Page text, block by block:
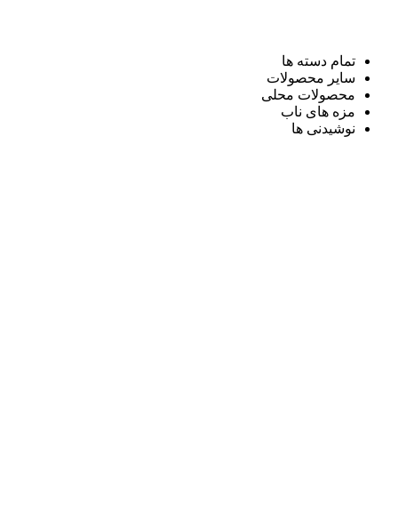
تمام دسته ها
سایر محصولات
محصولات محلی
مزه های ناب
نوشیدنی ها